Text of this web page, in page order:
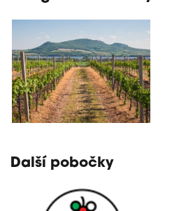
Další pobočky